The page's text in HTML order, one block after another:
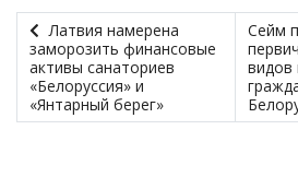
Латвия намерена
заморозить финансовые
активы санаториев
«Белоруссия» и
«Янтарный берег»
Сейм
видов